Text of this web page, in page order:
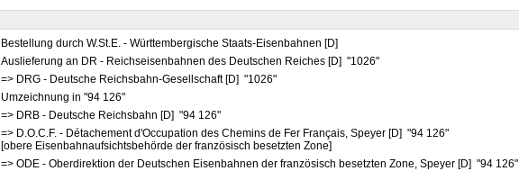
Bestellung durch W.St.E. - Württembergische Staats-Eisenbahnen [D]
Auslieferung an DR - Reichseisenbahnen des Deutschen Reiches [D] "1026"
=> DRG - Deutsche Reichsbahn-Gesellschaft [D] "1026"
Umzeichnung in "94 126"
=> DRB - Deutsche Reichsbahn [D] "94 126"
=> D.O.C.F. - Détachement d'Occupation des Chemins de Fer Français, Speyer [D] "94 126"
[obere Eisenbahnaufsichtsbehörde der französisch besetzten Zone]
=> ODE - Oberdirektion der Deutschen Eisenbahnen der französisch besetzten Zone, Speyer [D] "94 126"